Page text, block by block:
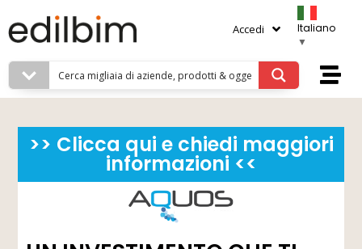
Accedi
Italiano
▼
>> Clicca qui e chiedi maggiori
informazioni <<